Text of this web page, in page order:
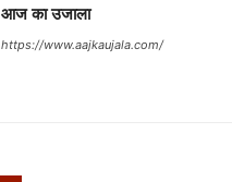
आज का उजाला
https://www.aajkaujala.com/